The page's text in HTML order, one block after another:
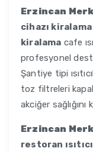
Erzincan
cihazı
kiralama cafe
profesyonel
Şantiye tipi
toz filtreleri
akciğer
Erzincan
restoran